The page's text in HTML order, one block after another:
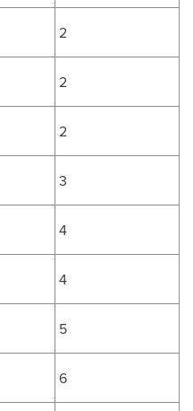
2
2
2
3
4
4
5
6